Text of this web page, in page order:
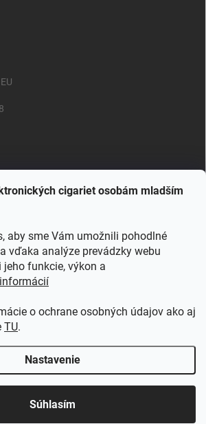
cigariet osobám mladším
aby sme Vám umožnili pohodlné
vďaka analýze prevádzky webu
funkcie, výkon a
o ochrane osobných údajov ako aj
TU.
Nastavenie
Súhlasím
OBCHODNÉ PODMIENKY
DOPRAVA
PROGRAM
KONTAKT
vapeee.eu . Všetky práva vyhradené.